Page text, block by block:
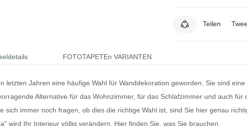
Teilen
FOTOTAPETEn VARIANTEN
letzten Jahren eine häufige Wahl für Wanddekoration geworden. Sie sind
Alternative für das Wohnzimmer, für das Schlafzimmer und auch
sich immer noch fragen, ob dies die richtige Wahl ist, sind Sie hier genau
wird Ihr Interieur völlig verändern. Hier finden Sie, was Sie brauchen.